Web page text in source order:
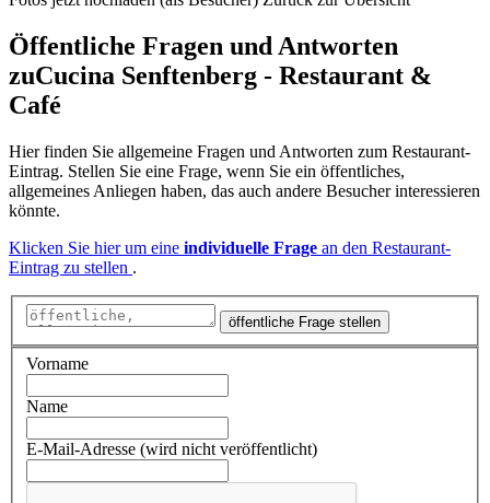
Öffentliche Fragen und Antworten
zuCucina Senftenberg - Restaurant &
Café
Hier finden Sie allgemeine Fragen und Antworten zum Restaurant-
Eintrag. Stellen Sie eine Frage, wenn Sie ein öffentliches,
allgemeines Anliegen haben, das auch andere Besucher interessieren
könnte.
Klicken Sie hier um eine individuelle Frage an den Restaurant-
Eintrag zu stellen .
öffentliche Frage stellen
Vorname
Name
E-Mail-Adresse (wird nicht veröffentlicht)